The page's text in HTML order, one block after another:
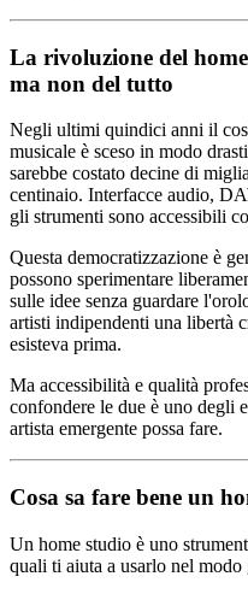
La rivoluzione del
ma non del tutto
Negli ultimi quindici anni il
musicale è sceso in modo
sarebbe costato decine di
centinaio. Interfacce audio,
gli strumenti sono accessibili
Questa democratizzazione è
possono sperimentare
sulle idee senza guardare
artisti indipendenti una libertà
esisteva prima.
Ma accessibilità e qualità
confondere le due è uno degli
artista emergente possa fare.
Cosa sa fare bene un
Un home studio è uno
quali ti aiuta a usarlo nel modo